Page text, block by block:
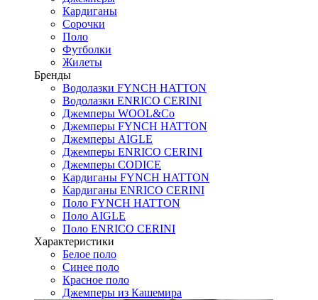
Кардиганы
Сорочки
Поло
Футболки
Жилеты
Бренды
Водолазки FYNCH HATTON
Водолазки ENRICO CERINI
Джемперы WOOL&Co
Джемперы FYNCH HATTON
Джемперы AIGLE
Джемперы ENRICO CERINI
Джемперы CODICE
Кардиганы FYNCH HATTON
Кардиганы ENRICO CERINI
Поло FYNCH HATTON
Поло AIGLE
Поло ENRICO CERINI
Характеристики
Белое поло
Синее поло
Красное поло
Джемперы из Кашемира